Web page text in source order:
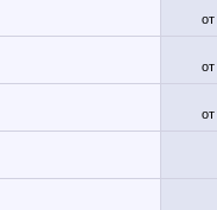
от
от
от